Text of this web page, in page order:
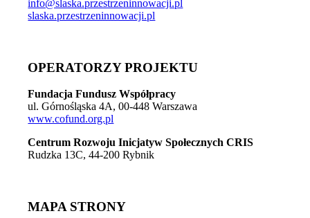
info@slaska.przestrzeninnowacji.pl
slaska.przestrzeninnowacji.pl
OPERATORZY PROJEKTU
Fundacja Fundusz Współpracy
ul. Górnośląska 4A, 00-448 Warszawa
www.cofund.org.pl
Centrum Rozwoju Inicjatyw Społecznych CRIS
Rudzka 13C, 44-200 Rybnik
MAPA STRONY